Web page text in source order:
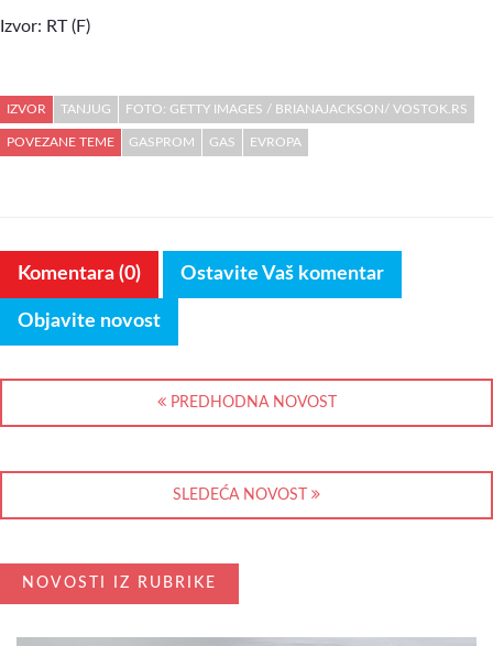
Izvor: RT (F)
IZVOR TANJUG FOTO: GETTY IMAGES / BRIANAJACKSON/ VOSTOK.RS
POVEZANE TEME GASPROM GAS EVROPA
Komentara (0) Ostavite Vaš komentar
Objavite novost
PREDHODNA NOVOST
SLEDEĆA NOVOST
NOVOSTI IZ RUBRIKE